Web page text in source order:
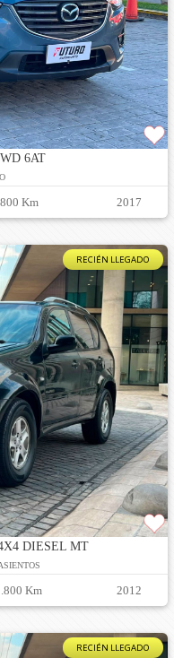
6AT
Km 2017
RECIÉN LLEGADO
DIESEL MT
Km 2012
RECIÉN LLEGADO